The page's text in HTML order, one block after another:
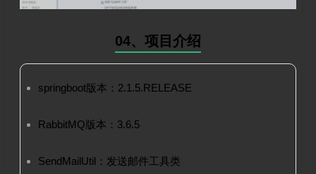
04、项目介绍
springboot版本：2.1.5.RELEASE
RabbitMQ版本：3.6.5
SendMailUtil：发送邮件工具类